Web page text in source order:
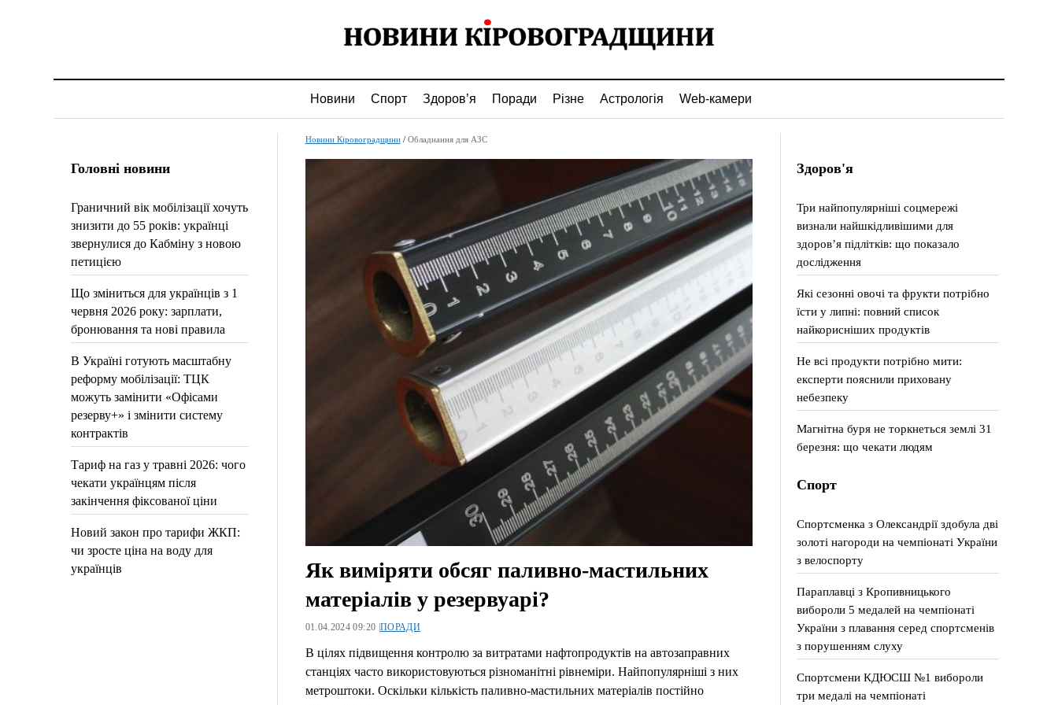
Новини Спорт Здоров’я Поради Різне Астрологія Web-камери
Головні новини
Граничний вік мобілізації хочуть
знизити до 55 років: українці
звернулися до Кабміну з новою
петицією
Що зміниться для українців з 1
червня 2026 року: зарплати,
бронювання та нові правила
В Україні готують масштабну
реформу мобілізації: ТЦК
можуть замінити «Офісами
резерву+» і змінити систему
контрактів
Тариф на газ у травні 2026: чого
чекати українцям після
закінчення фіксованої ціни
Новий закон про тарифи ЖКП:
чи зросте ціна на воду для
українців
Новини Кіровоградщини/ Обладнання для АЗС
Як виміряти обсяг паливно-мастильних
матеріалів у резервуарі?
01.04.2024 09:20 |ПОРАДИ
В цілях підвищення контролю за витратами нафтопродуктів на автозаправних
станціях часто використовуються різноманітні рівнеміри. Найпопулярніші з них
метроштоки. Оскільки кількість паливно-мастильних матеріалів постійно
Здоров'я
Три найпопулярніші соцмережі
визнали найшкідливішими для
здоров’я підлітків: що показало
дослідження
Які сезонні овочі та фрукти потрібно
їсти у липні: повний список
найкорисніших продуктів
Не всі продукти потрібно мити:
експерти пояснили приховану
небезпеку
Магнітна буря не торкнеться землі 31
березня: що чекати людям
Спорт
Спортсменка з Олександрії здобула дві
золоті нагороди на чемпіонаті України
з велоспорту
Параплавці з Кропивницького
вибороли 5 медалей на чемпіонаті
України з плавання серед спортсменів
з порушенням слуху
Спортсмени КДЮСШ №1 вибороли
три медалі на чемпіонаті